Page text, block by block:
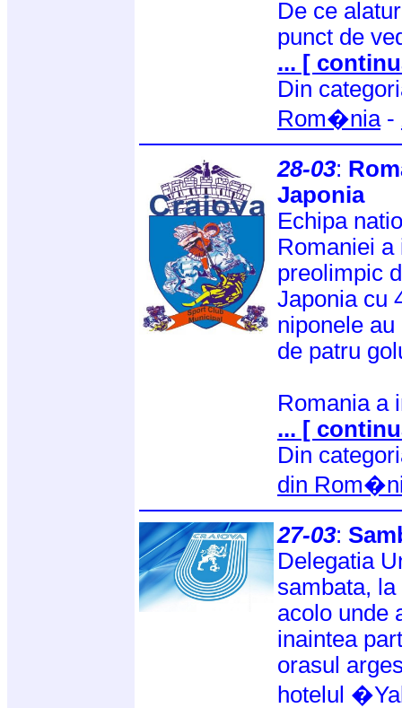
De ce
punct de
... [
Din
Rom�nia-
28-03:
Japonia
Echipa
Romaniei a
preolimpic
Japonia cu
niponele
de patru
Romania a
... [
Din
din
27-03:
Delegatia
sambata,
acolo unde
inaintea
orasul
hotelul